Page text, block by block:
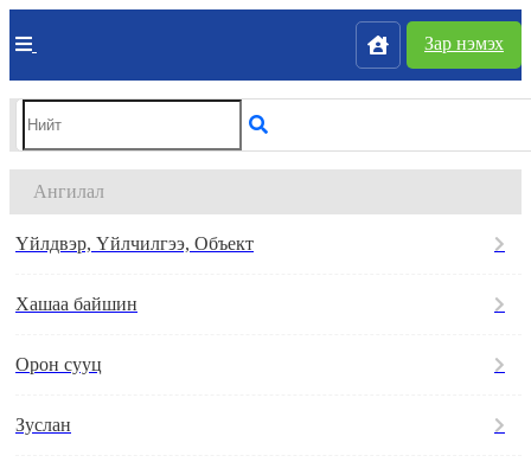
Зар нэмэх
Ангилал
Үйлдвэр, Үйлчилгээ, Объект
Хашаа байшин
Орон сууц
Зуслан